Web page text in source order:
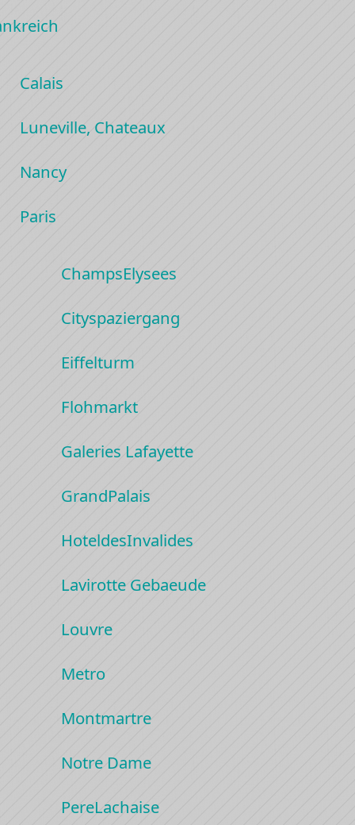
Calais
Luneville, Chateaux
Nancy
Paris
ChampsElysees
Cityspaziergang
Eiffelturm
Flohmarkt
Galeries Lafayette
GrandPalais
HoteldesInvalides
Lavirotte Gebaeude
Louvre
Metro
Montmartre
Notre Dame
PereLachaise